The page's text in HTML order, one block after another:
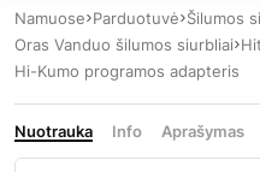
Namuose Parduotuvė Šilumos
Oras Vanduo šilumos siurbliai
Hi-Kumo programos adapteris
Nuotrauka Info Aprašymas